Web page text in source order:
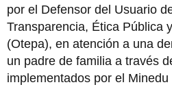
por el Defensor del Usuario
Transparencia, Ética Pública
(Otepa), en atención a una
un padre de familia a través
implementados por el